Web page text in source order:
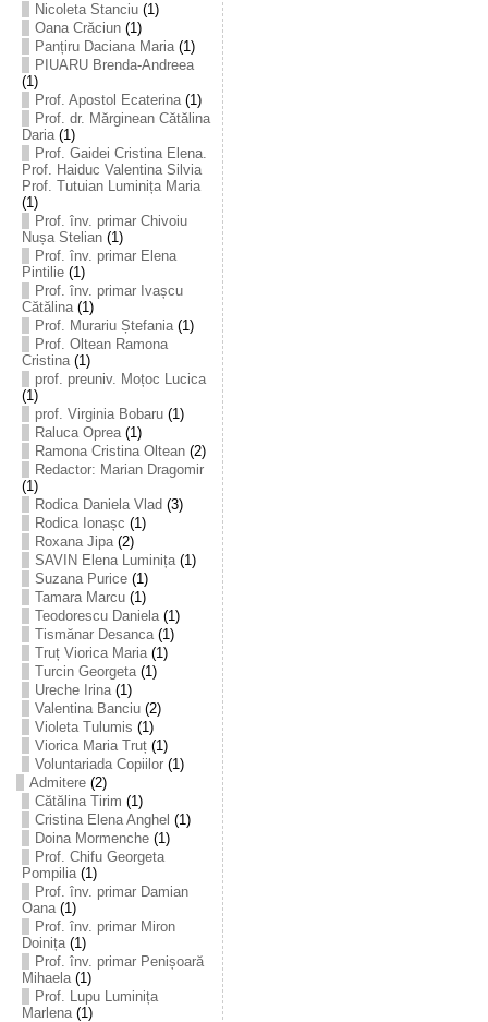
Nicoleta Stanciu(1)
Oana Crăciun(1)
Panțiru Daciana Maria(1)
PIUARU Brenda-Andreea
(1)
Prof. Apostol Ecaterina(1)
Prof. dr. Mărginean Cătălina
Daria(1)
Prof. Gaidei Cristina Elena.
Prof. Haiduc Valentina Silvia
Prof. Tutuian Luminița Maria
(1)
Prof. înv. primar Chivoiu
Nușa Stelian(1)
Prof. înv. primar Elena
Pintilie(1)
Prof. înv. primar Ivașcu
Cătălina(1)
Prof. Murariu Ștefania(1)
Prof. Oltean Ramona
Cristina(1)
prof. preuniv. Moțoc Lucica
(1)
prof. Virginia Bobaru(1)
Raluca Oprea(1)
Ramona Cristina Oltean(2)
Redactor: Marian Dragomir
(1)
Rodica Daniela Vlad (3)
Rodica Ionașc (1)
Roxana Jipa(2)
SAVIN Elena Luminița(1)
Suzana Purice(1)
Tamara Marcu(1)
Teodorescu Daniela(1)
Tismănar Desanca(1)
Truț Viorica Maria(1)
Turcin Georgeta(1)
Ureche Irina(1)
Valentina Banciu(2)
Violeta Tulumis (1)
Viorica Maria Truț(1)
Voluntariada Copiilor(1)
Admitere(2)
Cătălina Tirim (1)
Cristina Elena Anghel (1)
Doina Mormenche(1)
Prof. Chifu Georgeta
Pompilia(1)
Prof. înv. primar Damian
Oana(1)
Prof. înv. primar Miron
Doinița(1)
Prof. înv. primar Penișoară
Mihaela(1)
Prof. Lupu Luminița
Marlena(1)